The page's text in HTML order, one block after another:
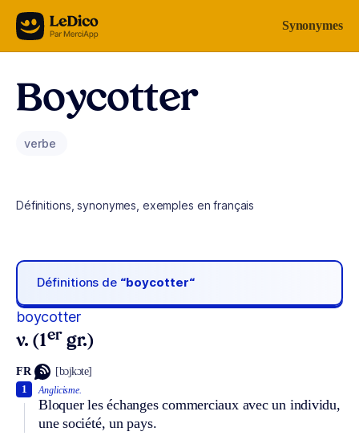
Aller au contenu Synonymes
Boycotter
verbe
Définitions, synonymes, exemples en français
Définitions de “boycotter“
boycotter
v. (1er gr.)
FR [bɔjkɔte]
Anglicisme.
Bloquer les échanges commerciaux avec un individu,
une société, un pays.
1